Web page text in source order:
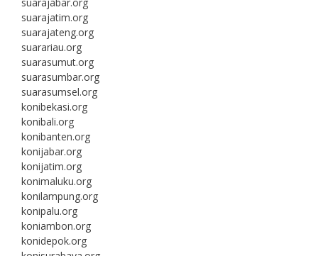
suarajatim.org
suarajateng.org
suarariau.org
suarasumut.org
suarasumbar.org
suarasumsel.org
konibekasi.org
konibali.org
konibanten.org
konijabar.org
konijatim.org
konimaluku.org
konilampung.org
konipalu.org
koniambon.org
konidepok.org